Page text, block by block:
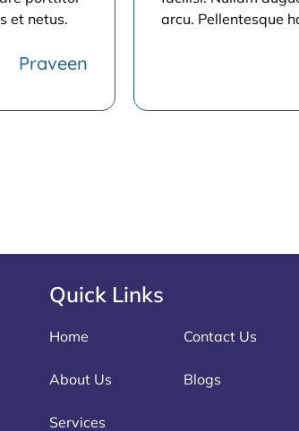
et netus.
Praveen
arcu. Pellentesque
Quick Links
Home
About Us
Services
Contact Us
Blogs